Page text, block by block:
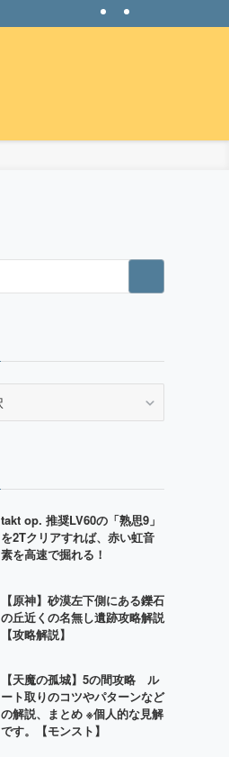
takt op. 推奨LV60の「熟思9」
を2Tクリアすれば、赤い虹音
素を高速で掘れる！
【原神】砂漠左下側にある鑠石
の丘近くの名無し遺跡攻略解説
【攻略解説】
【天魔の孤城】5の間攻略 ル
ート取りのコツやパターンなど
の解説、まとめ ※個人的な見解
です。【モンスト】